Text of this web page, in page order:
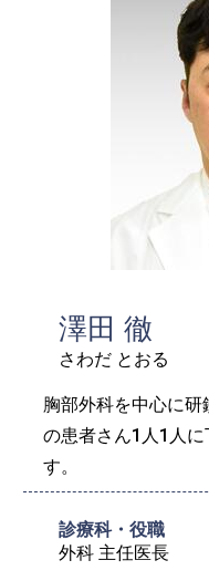
澤田 徹
さわだ とおる
胸部外科を中心に
の患者さん1人1人
す。
診療科・役職
外科 主任医長